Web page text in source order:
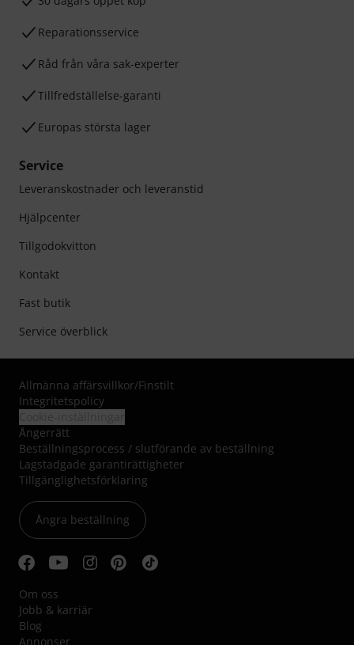
Reparationsservice
Råd från våra sak-experter
Tillfredställelse-garanti
Europas största lager
Service
Leveranskostnader och leveranstid
Hjälpcenter
Tillgodokvitton
Kontakt
Fast butik
Service överblick
Allmänna affärsvillkor/Finstilt
Integritetspolicy
Ångerrätt
Beställningsprocess / slutförande av beställning
Lagstadgade garantirättigheter
Tillgänglighetsförklaring
Ångra beställning
Om oss
Jobb & karriär
Blog
Annonser